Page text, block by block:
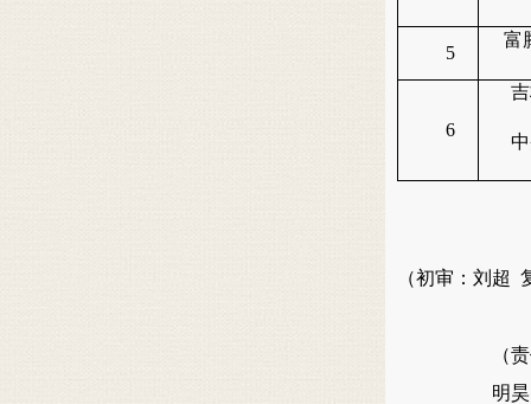
5
富
6
（初审：刘超
（
明